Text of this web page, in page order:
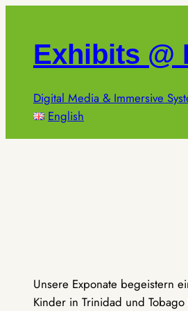
springenExhibits @
Digital Media & Immersive
English
Unsere Exponate begeistern
Kinder in Trinidad und